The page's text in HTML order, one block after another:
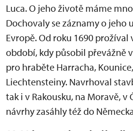
Luca. O jeho životě máme
Dochovaly se záznamy o jeho
Evropě. Od roku 1690
období, kdy působil převážně
pro hraběte Harracha,
Liechtensteiny. Navrhoval
tak i v Rakousku, na Moravě, v
návrhy zasáhly též do